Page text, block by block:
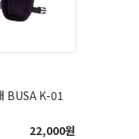
BUSA K-01
22,000원